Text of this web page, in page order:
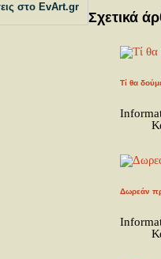
Σχετικά
Τί θα
Δωρεάν
στο EvArt.gr